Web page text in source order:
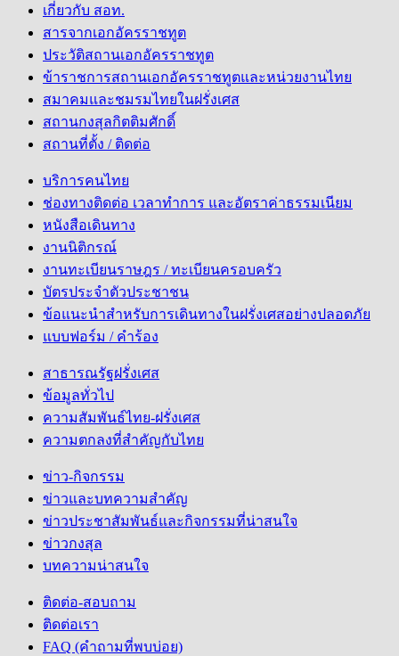
เกี่ยวกับ สอท.
สารจากเอกอัครราชทูต
ประวัติสถานเอกอัครราชทูต
ข้าราชการสถานเอกอัครราชทูตและหน่วยงานไทย
สมาคมและชมรมไทยในฝรั่งเศส
สถานกงสุลกิตติมศักดิ์
สถานที่ตั้ง / ติดต่อ
บริการคนไทย
ช่องทางติดต่อ เวลาทำการ และอัตราค่าธรรมเนียม
หนังสือเดินทาง
งานนิติกรณ์
งานทะเบียนราษฎร / ทะเบียนครอบครัว
บัตรประจำตัวประชาชน
ข้อแนะนำสำหรับการเดินทางในฝรั่งเศสอย่างปลอดภัย
แบบฟอร์ม / คำร้อง
สาธารณรัฐฝรั่งเศส
ข้อมูลทั่วไป
ความสัมพันธ์ไทย-ฝรั่งเศส
ความตกลงที่สำคัญกับไทย
ข่าว-กิจกรรม
ข่าวและบทความสำคัญ
ข่าวประชาสัมพันธ์และกิจกรรมที่น่าสนใจ
ข่าวกงสุล
บทความน่าสนใจ
ติดต่อ-สอบถาม
ติดต่อเรา
FAQ (คำถามที่พบบ่อย)